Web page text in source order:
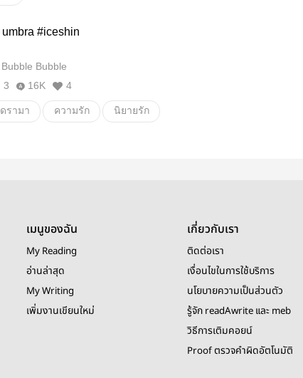
umbra #iceshin
Bubble Bubble
3
16K 4
ดรามา ความรัก นิยายรัก
เมนูของฉัน
My Reading
อ่านล่าสุด
My Writing
เพิ่มงานเขียนใหม่
เกี่ยวกับเรา
ติดต่อเรา
เงื่อนไขในการใช้บริการ
นโยบายความเป็นส่วนตัว
รู้จัก readAwrite และ meb
วิธีการเติมคอยน์
Proof ตรวจคำผิดอัตโนมัติ